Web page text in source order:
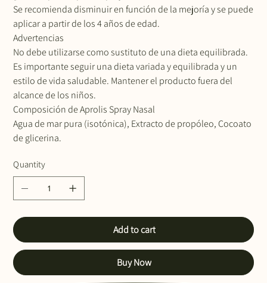
Se recomienda disminuir en función de la mejoría y se puede
aplicar a partir de los 4 años de edad.
Advertencias
No debe utilizarse como sustituto de una dieta equilibrada.
Es importante seguir una dieta variada y equilibrada y un
estilo de vida saludable. Mantener el producto fuera del
alcance de los niños.
Composición de Aprolis Spray Nasal
Agua de mar pura (isotónica), Extracto de propóleo, Cocoato
de glicerina.
Quantity
Add to cart
Buy Now